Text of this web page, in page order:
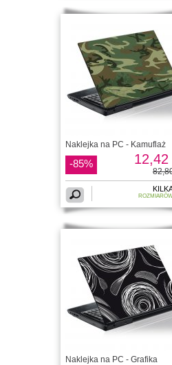
Naklejka na PC - Kamuflaż
-85% 12,42
Naklejka na PC - Grafika